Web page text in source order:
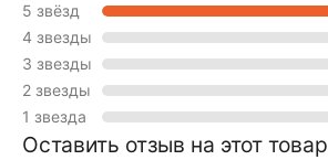
5 звёзд
4 звезды
3 звезды
2 звезды
1 звезда
Оставить отзыв на этот товар